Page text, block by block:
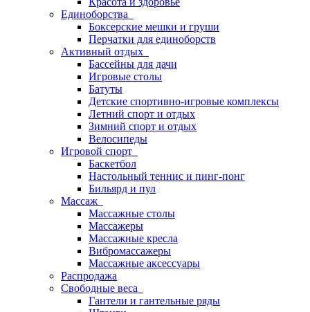
Единоборства
Боксерские мешки и груши
Перчатки для единоборств
Активный отдых
Бассейны для дачи
Игровые столы
Батуты
Детские спортивно-игровые комплексы
Летний спорт и отдых
Зимний спорт и отдых
Велосипеды
Игровой спорт
Баскетбол
Настольный теннис и пинг-понг
Бильярд и пул
Массаж
Массажные столы
Массажеры
Массажные кресла
Вибромассажеры
Массажные аксессуары
Распродажа
Свободные веса
Гантели и гантельные ряды